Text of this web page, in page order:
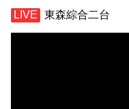
東森綜合二台